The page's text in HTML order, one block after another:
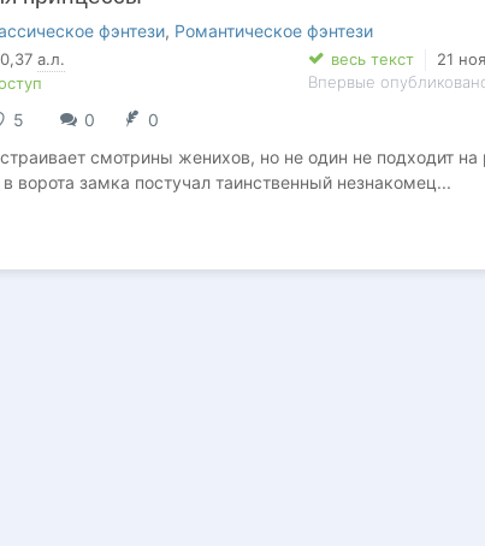
фэнтези, Романтическое фэнтези
а.л.
весь текст
21
Впервые
5 0
0
смотрины женихов, но не один не подходит на
ворота замка постучал таинственный незнакомец...